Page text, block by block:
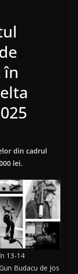
în
din cadrul
lei.
13-14
Budacu de Jos